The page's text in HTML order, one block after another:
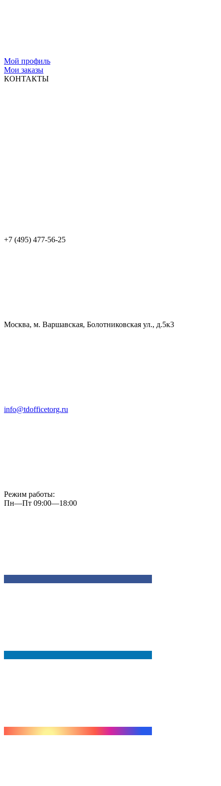
Мой профиль
Мои заказы
КОНТАКТЫ
+7 (495) 477-56-25
Москва, м. Варшавская, Болотниковская ул., д.5к3
info@tdofficetorg.ru
Режим работы:
Пн—Пт 09:00—18:00